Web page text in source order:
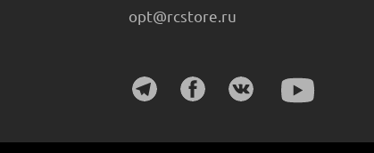
opt@rcstore.ru